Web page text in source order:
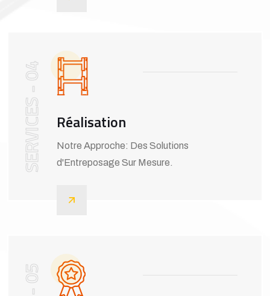
SERVICES - 04 Réalisation
Notre Approche: Des Solutions
d'Entreposage Sur Mesure.